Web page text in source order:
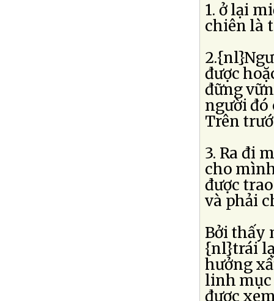
1. ở lại
chiên là
được
đững
người
Trên
3. Ra đi
cho
được
và phải
Bởi thấy
{nl}trái
hưởng
linh mục
được